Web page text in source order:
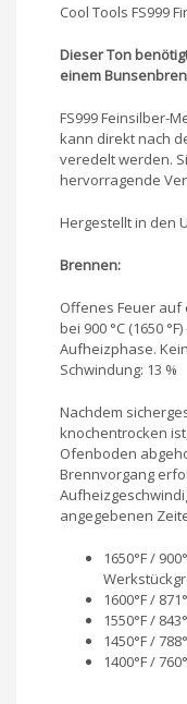
Cool Tools FS999
Dieser Ton
einem
FS999 Feinsilber-
kann direkt nach
veredelt werden.
hervorragende
Hergestellt in den
Brennen:
Offenes Feuer
bei 900 °C (1650
Aufheizphase.
Schwindung: 13 %
Nachdem
knochentrocken
Ofenboden
Brennvorgang
angegebenen
1650°F /
1600°F /
1550°F /
1450°F /
1400°F /